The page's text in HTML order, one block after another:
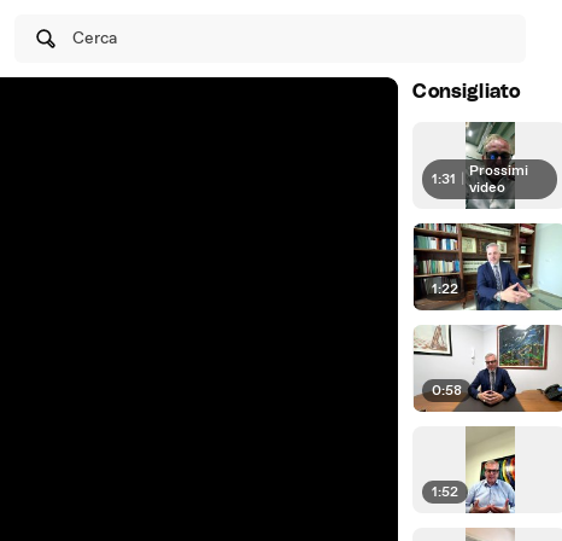
Cerca
Consigliato
1:31
Prossimi
video
1:22
0:58
1:52